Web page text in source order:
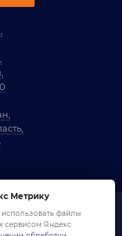
«ОЗНА»
данных
Метрику
файлы
сервисом Яндекс